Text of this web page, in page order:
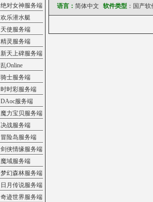
绝对女神服务端
欢乐潜水艇
天使服务端
精灵服务端
新天上碑服务端
乱Online
骑士服务端
时时彩服务端
DAoc服务端
魔力宝贝服务端
决战服务端
冒险岛服务端
剑侠情缘服务端
魔域服务端
梦幻森林服务端
日月传说服务端
奇迹世界服务端
语言： 简体中文 软件类型：国产软